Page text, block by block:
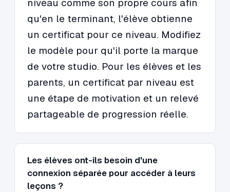
niveau comme son propre cours afin
qu'en le terminant, l'élève obtienne
un certificat pour ce niveau. Modifiez
le modèle pour qu'il porte la marque
de votre studio. Pour les élèves et les
parents, un certificat par niveau est
une étape de motivation et un relevé
partageable de progression réelle.
Les élèves ont-ils besoin d'une
connexion séparée pour accéder à leurs
leçons ?